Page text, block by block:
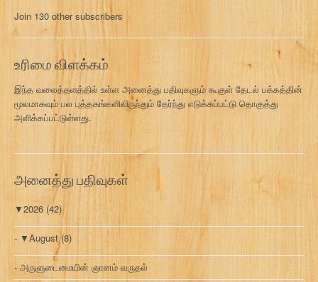
க
வ
Join 130 other subscribers
உரிமை விளக்கம்
இந்த வலைத்தளத்தில் உள்ள அனைத்து பதிவுகளும் கூகுள் தேடல் பக்கத்தின்
மூலமாகவும் பல புத்தகங்களிலிருந்தும் தேர்ந்து எடுக்கப்பட்டு தொகுத்து
அளிக்கப்பட்டுள்ளது.
அனைத்து பதிவுகள்
▼2026 (42)
▼August(8)
அருளுடைமையின் ஞானம் வருதல்